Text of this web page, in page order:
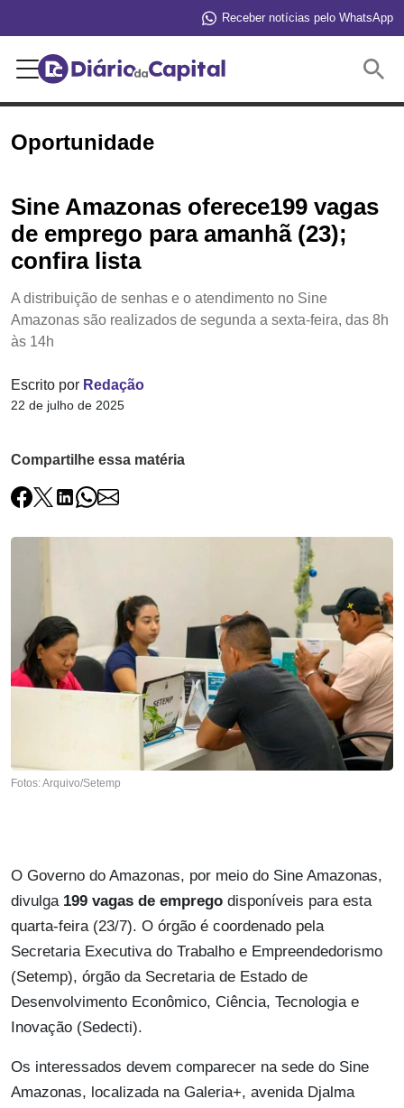
Receber notícias pelo WhatsApp
Oportunidade
Sine Amazonas oferece199 vagas
de emprego para amanhã (23);
confira lista
A distribuição de senhas e o atendimento no Sine
Amazonas são realizados de segunda a sexta-feira, das 8h
às 14h
Escrito por Redação
22 de julho de 2025
Compartilhe essa matéria
Fotos: Arquivo/Setemp
O Governo do Amazonas, por meio do Sine Amazonas,
divulga 199 vagas de emprego disponíveis para esta
quarta-feira (23/7). O órgão é coordenado pela
Secretaria Executiva do Trabalho e Empreendedorismo
(Setemp), órgão da Secretaria de Estado de
Desenvolvimento Econômico, Ciência, Tecnologia e
Inovação (Sedecti).
Os interessados devem comparecer na sede do Sine
Amazonas, localizada na Galeria+, avenida Djalma